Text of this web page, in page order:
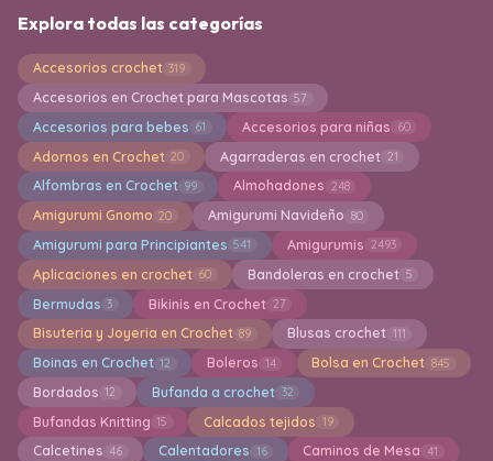
Explora todas las categorías
Accesorios crochet 319
Accesorios en Crochet para Mascotas 57
Accesorios para bebes 61 Accesorios para niñas 60
Adornos en Crochet 20 Agarraderas en crochet 21
Alfombras en Crochet 99 Almohadones 248
Amigurumi Gnomo 20 Amigurumi Navideño 80
Amigurumi para Principiantes 541 Amigurumis 2493
Aplicaciones en crochet 60 Bandoleras en crochet 5
Bermudas 3 Bikinis en Crochet 27
Bisuteria y Joyeria en Crochet 89 Blusas crochet 111
Boinas en Crochet 12 Boleros 14 Bolsa en Crochet 845
Bordados 12 Bufanda a crochet 32
Bufandas Knitting 15 Calcados tejidos 19
Calcetines 46 Calentadores 16 Caminos de Mesa 41